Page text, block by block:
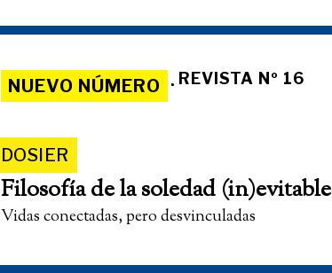
NUEVO NÚMERO · REVISTA Nº 16
DOSIER
Filosofía de la soledad (in)evitable
Vidas conectadas, pero desvinculadas